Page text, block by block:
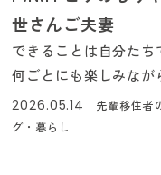
世さんご夫妻
できることは自分た
何ごとにも楽しみなが
2026.05.14 ｜ 先輩移住者
グ・暮らし